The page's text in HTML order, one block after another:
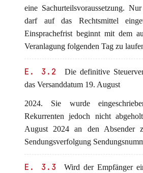
eine Sachurteilsvoraussetzung.
darf auf das Rechtsmittel
Einsprachefrist beginnt mit dem
Veranlagung folgenden Tag zu
E. 3.2
Die definitive
das Versanddatum 19. August
2024. Sie wurde
Rekurrenten jedoch nicht
August 2024 an den Absender
Sendungsverfolgung
E. 3.3
Wird der Empfänger